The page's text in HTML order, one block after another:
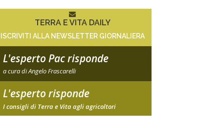
TERRA E VITA DAILY
ISCRIVITI ALLA NEWSLETTER GIORNALIERA
L'esperto Pac risponde
a cura di Angelo Frascarelli
L'esperto risponde
I consigli di Terra e Vita agli agricoltori